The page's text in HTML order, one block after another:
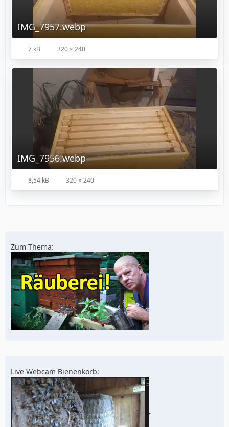
IMG_7957.webp
7 kB 320 × 240
IMG_7956.webp
8,54 kB 320 × 240
Zum Thema:
Live Webcam Bienenkorb:
"